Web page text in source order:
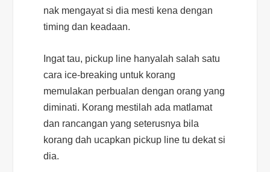
nak mengayat si dia mesti kena dengan
timingdan keadaan.
Ingat tau, pickup line hanyalah salah satu
cara ice-breaking untuk korang
memulakan perbualan dengan orang yang
diminati. Korang mestilah ada matlamat
dan rancangan yang seterusnya bila
korang dah ucapkan pickup line tu dekat si
dia.